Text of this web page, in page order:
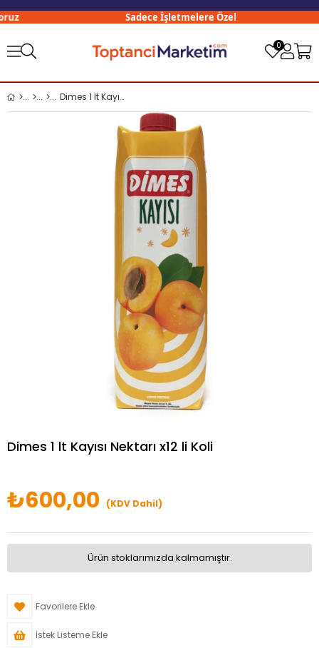
Sadece İşletmelere Özel
0
Dimes 1 lt Kayısı Nektarı x12 li Koli
Dimes 1 lt Kayısı Nektarı x12 li Koli
₺600,00 (KDV Dahil)
Ürün stoklarımızda kalmamıştır.
Favorilere Ekle
İstek Listeme Ekle